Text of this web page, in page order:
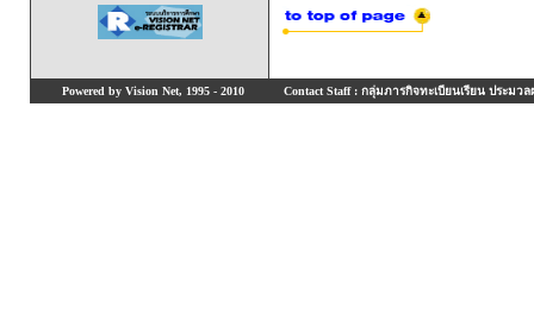
Powered by Vision Net, 1995 - 2010 Contact Staff : กลุ่มภารกิจทะเบียนเรียน ประมวล